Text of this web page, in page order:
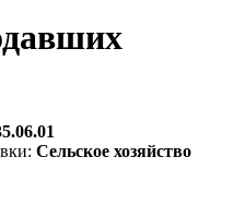
Сельское хозяйство